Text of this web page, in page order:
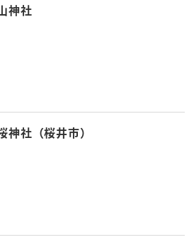
神社
神社（桜井市）